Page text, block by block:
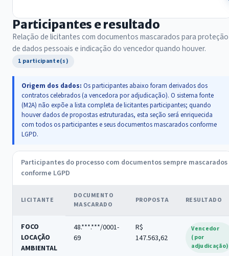
Participantes e resultado
Relação de licitantes com documentos mascarados para proteção
de dados pessoais e indicação do vencedor quando houver.
1 participante(s)
Origem dos dados: Os participantes abaixo foram derivados dos
contratos celebrados (a vencedora por adjudicação). O sistema fonte
(M2A) não expõe a lista completa de licitantes participantes; quando
houver dados de propostas estruturadas, esta seção será enriquecida
com todos os participantes e seus documentos mascarados conforme
LGPD.
Participantes do processo com documentos sempre mascarados
conforme LGPD
LICITANTE
DOCUMENTO
MASCARADO
PROPOSTA RESULTADO
FOCO
LOCAÇÃO
AMBIENTAL
48.***.***/0001-
69
R$
147.563,62
Vencedor
(por
adjudicação)